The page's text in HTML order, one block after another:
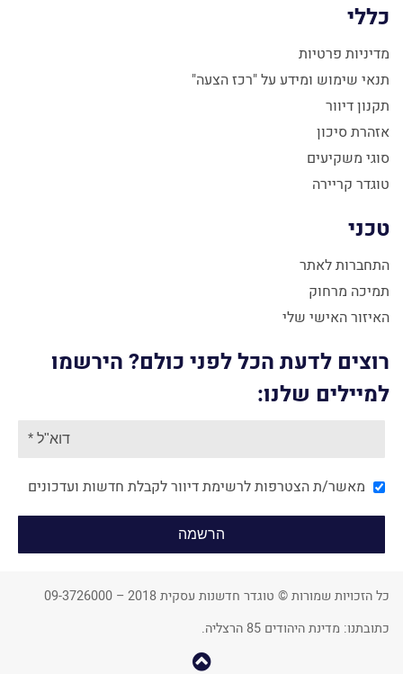
כללי
מדיניות פרטיות
תנאי שימוש ומידע על "רכז הצעה"
תקנון דיוור
אזהרת סיכון
סוגי משקיעים
טוגדר קריירה
טכני
התחברות לאתר
תמיכה מרחוק
האיזור האישי שלי
רוצים לדעת הכל לפני כולם? הירשמו
למיילים שלנו:
מאשר/ת הצטרפות לרשימת דיוור לקבלת חדשות ועדכונים
כל הזכויות שמורות © טוגדר חדשנות עסקית 2018 – 09-3726000
כתובתנו: מדינת היהודים 85 הרצליה.
קפוץ